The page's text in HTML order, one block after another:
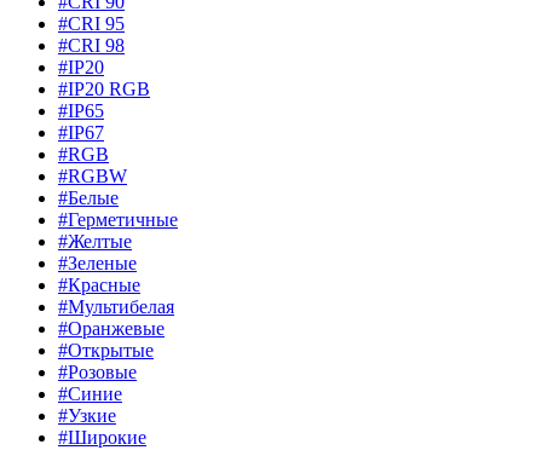
#CRI 95
#CRI 98
#IP20
#IP20 RGB
#IP65
#IP67
#RGB
#RGBW
#Белые
#Герметичные
#Желтые
#Зеленые
#Красные
#Мультибелая
#Оранжевые
#Открытые
#Розовые
#Синие
#Узкие
#Широкие